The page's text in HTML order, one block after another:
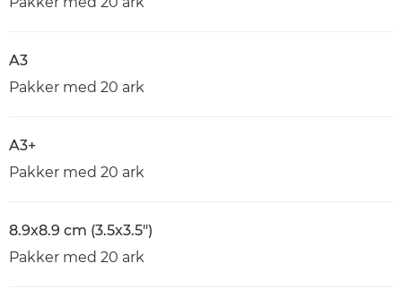
A3
Pakker med 20 ark
A3+
Pakker med 20 ark
8.9x8.9 cm (3.5x3.5")
Pakker med 20 ark